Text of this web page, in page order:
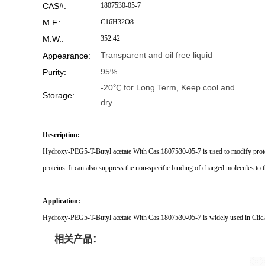
CAS#: 1807530-05-7
M.F.: C16H32O8
M.W.: 352.42
Appearance:
Transparent and oil free liquid
Purity:
95%
Storage:
-20℃ for Long Term, Keep cool and
dry
Description:
Hydroxy-PEG5-T-Butyl acetate With Cas.1807530-05-7 is used to modify
proteins. It can also suppress the non-specific binding of charged molecules to
Application:
Hydroxy-PEG5-T-Butyl acetate With Cas.1807530-05-7 is widely used in
相关产品：